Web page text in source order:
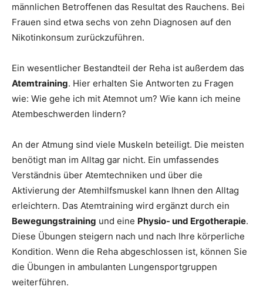
männlichen Betroffenen das Resultat des Rauchens. Bei
Frauen sind etwa sechs von zehn Diagnosen auf den
Nikotinkonsum zurückzuführen.
Ein wesentlicher Bestandteil der Reha ist außerdem das
Atemtraining. Hier erhalten Sie Antworten zu Fragen
wie: Wie gehe ich mit Atemnot um? Wie kann ich meine
Atembeschwerden lindern?
An der Atmung sind viele Muskeln beteiligt. Die meisten
benötigt man im Alltag gar nicht. Ein umfassendes
Verständnis über Atemtechniken und über die
Aktivierung der Atemhilfsmuskel kann Ihnen den Alltag
erleichtern. Das Atemtraining wird ergänzt durch ein
Bewegungstraining und eine Physio- und Ergotherapie.
Diese Übungen steigern nach und nach Ihre körperliche
Kondition. Wenn die Reha abgeschlossen ist, können Sie
die Übungen in ambulanten Lungensportgruppen
weiterführen.